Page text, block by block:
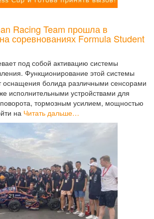
Racing Team прошла в
соревнованиях Formula Student
под собой активацию системы
Функционирование этой системы
оснащения болида различными сенсорами
исполнительными устройствами для
тормозным усилием, мощностью
на Читать дальше…